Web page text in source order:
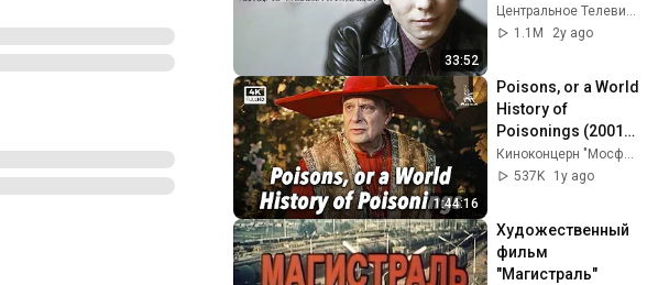
33:52
Даля
Центральное Телевидение
1.1M
2y ago
1:44:16
Poisons, or a World
History of
Poisonings (2001)
— Karen
Shakhnazarov |
4K
Киноконцерн "Мосфильм"
537K
1y ago
Художественный
фильм
"Магистраль"